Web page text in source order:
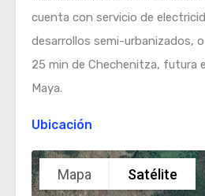
cuenta con servicio de
desarrollos semi-urbanizados,
25 min de Chechenitza, futura
Maya.
Ubicación
Mapa Satélite